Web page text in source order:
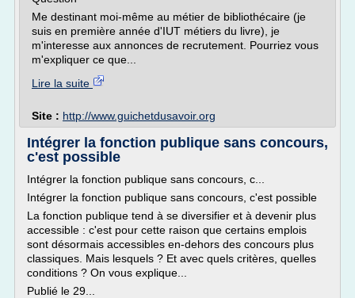
Me destinant moi-même au métier de bibliothécaire (je
suis en première année d'IUT métiers du livre), je
m'interesse aux annonces de recrutement. Pourriez vous
m'expliquer ce que...
Lire la suite
Site : http://www.guichetdusavoir.org
Intégrer la fonction publique sans concours,
c'est possible
Intégrer la fonction publique sans concours, c...
Intégrer la fonction publique sans concours, c'est possible
La fonction publique tend à se diversifier et à devenir plus
accessible : c'est pour cette raison que certains emplois
sont désormais accessibles en-dehors des concours plus
classiques. Mais lesquels ? Et avec quels critères, quelles
conditions ? On vous explique...
Publié le 29...